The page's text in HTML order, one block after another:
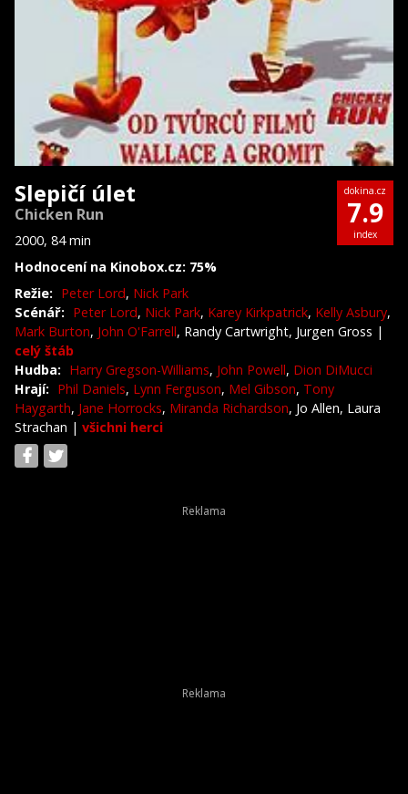
Slepičí úlet
Chicken Run
2000, 84 min
Hodnocení na Kinobox.cz: 75%
dokina.cz
7.9
index
Režie: Peter Lord, Nick Park
Scénář: Peter Lord, Nick Park, Karey Kirkpatrick, Kelly Asbury,
Mark Burton, John O'Farrell, Randy Cartwright, Jurgen Gross |
celý štáb
Hudba: Harry Gregson-Williams, John Powell, Dion DiMucci
Hrají: Phil Daniels, Lynn Ferguson, Mel Gibson, Tony
Haygarth, Jane Horrocks, Miranda Richardson, Jo Allen, Laura
Strachan | všichni herci